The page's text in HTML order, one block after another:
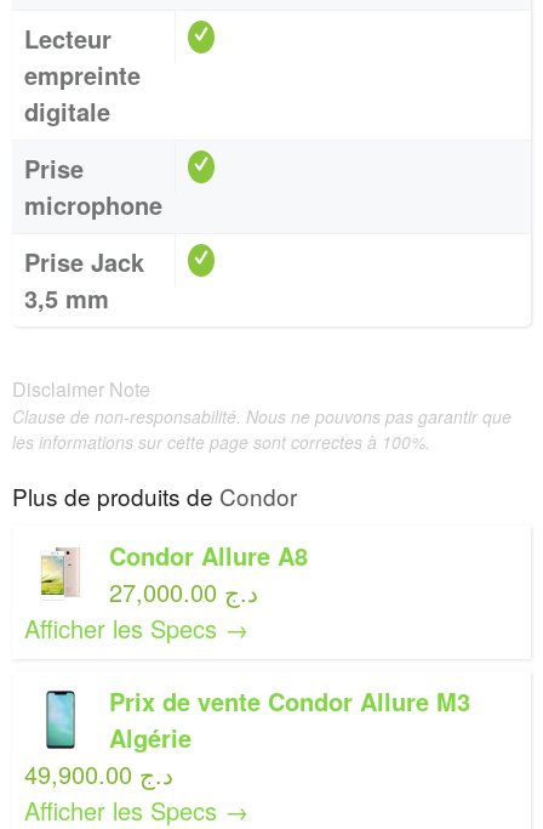
Lecteur
empreinte
digitale
Prise
microphone
Prise Jack
3,5 mm
Disclaimer Note
Clause de non-responsabilité. Nous ne pouvons pas garantir que
les informations sur cette page sont correctes à 100%.
Plus de produits de Condor
Condor Allure A8
27,000.00 د.ج
Afficher les Specs →
Prix de vente Condor Allure M3
Algérie
49,900.00 د.ج
Afficher les Specs →